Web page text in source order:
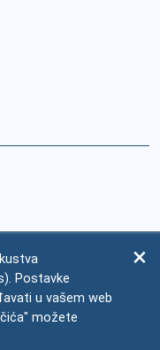
Postavke
u vašem web
možete